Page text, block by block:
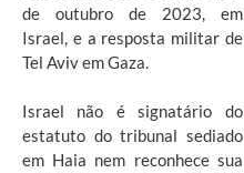
de outubro de 2023, em
Israel, e a resposta militar de
Tel Aviv em Gaza.
Israel não é signatário do
estatuto do tribunal sediado
em Haia nem reconhece sua